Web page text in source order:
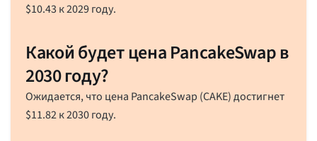
$10.43 к 2029 году.
Какой будет цена PancakeSwap в
2030 году?
Ожидается, что цена PancakeSwap (CAKE) достигнет
$11.82к 2030 году.